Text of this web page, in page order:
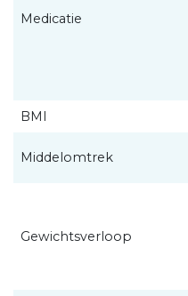
Medicatie
BMI
Middelomtrek
Gewichtsverloop